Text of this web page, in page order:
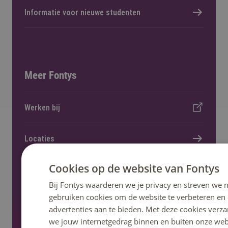
Informatie voor nieuwe studenten
Meer Fontys
Werken bij
Locaties
Kennisevents
Onderzoek en lectoraat
Cookies op de website van Fontys
Bij Fontys waarderen we je privacy en streven we
gebruiken cookies om de website te verbeteren
advertenties aan te bieden. Met deze cookies
we jouw internetgedrag binnen en buiten onze